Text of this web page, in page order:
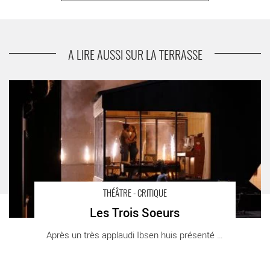
Probablement les Bahamas
A LIRE AUSSI SUR LA TERRASSE
THÉÂTRE - CRITIQUE
Les Trois Soeurs
Les Trois Soeurs - Critique sortie Théâtre Paris L’Odéon-Théâtre
de l’Europe